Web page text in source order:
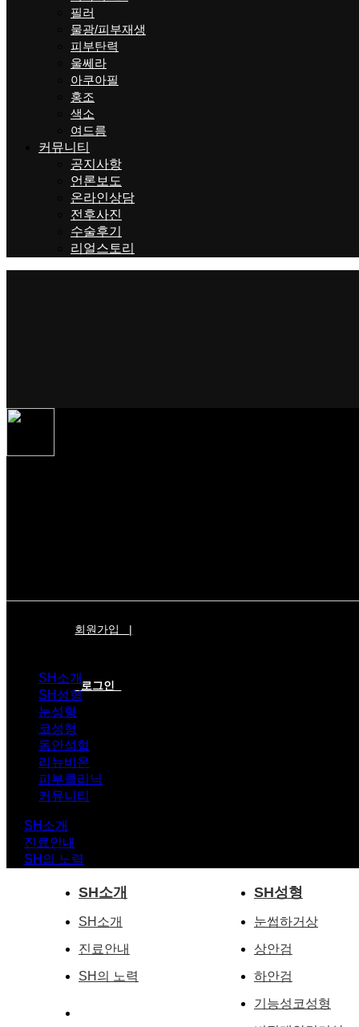
필러
물광/피부재생
피부탄력
울쎄라
아쿠아필
홍조
색소
여드름
커뮤니티
공지사항
언론보도
온라인상담
전후사진
수술후기
리얼스토리
회원가입 |
로그인
SH소개
SH성형
눈성형
코성형
동안성형
리뉴비온
피부클리닉
커뮤니티
SH소개
진료안내
SH의 노력
SH소개
SH소개
진료안내
SH의 노력
SH성형
눈썹하거상
상안검
하안검
기능성코성형